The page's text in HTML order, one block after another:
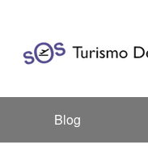
Blog